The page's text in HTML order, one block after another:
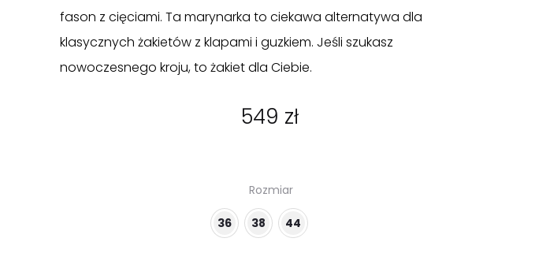
fason z cięciami. Ta marynarka to ciekawa alternatywa dla
klasycznych żakietów z klapami i guzkiem. Jeśli szukasz
nowoczesnego kroju, to żakiet dla Ciebie.
549 zł
Rozmiar
36 38 44